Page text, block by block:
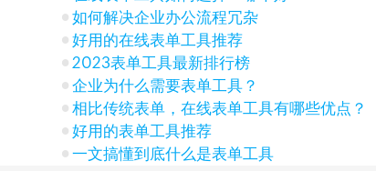
如何解决企业办公流程冗杂
好用的在线表单工具推荐
2023表单工具最新排行榜
企业为什么需要表单工具？
相比传统表单，在线表单工具有哪些优点？
好用的表单工具推荐
一文搞懂到底什么是表单工具